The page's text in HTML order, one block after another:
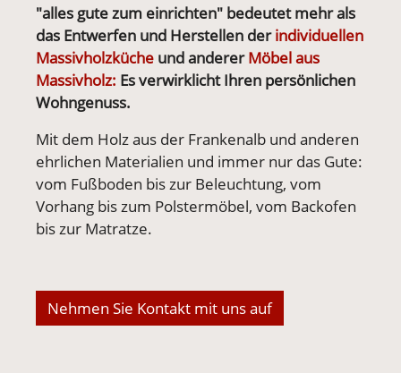
"alles gute zum einrichten" bedeutet mehr als
das Entwerfen und Herstellen derindividuellen
Massivholzküche und andererMöbel aus
Massivholz: Es verwirklicht Ihren persönlichen
Wohngenuss.
Mit dem Holz aus der Frankenalb und anderen
ehrlichen Materialien und immer nur das Gute:
vom Fußboden bis zur Beleuchtung, vom
Vorhang bis zum Polstermöbel, vom Backofen
bis zur Matratze.
Nehmen Sie Kontakt mit uns auf